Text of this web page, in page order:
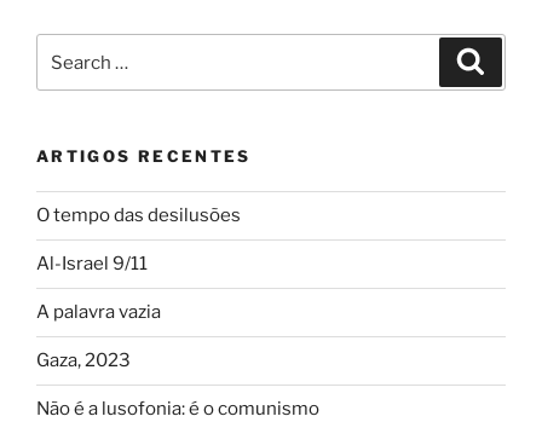
for:
ARTIGOS RECENTES
O tempo das desilusões
Al-Israel 9/11
A palavra vazia
Gaza, 2023
Não é a lusofonia: é o comunismo